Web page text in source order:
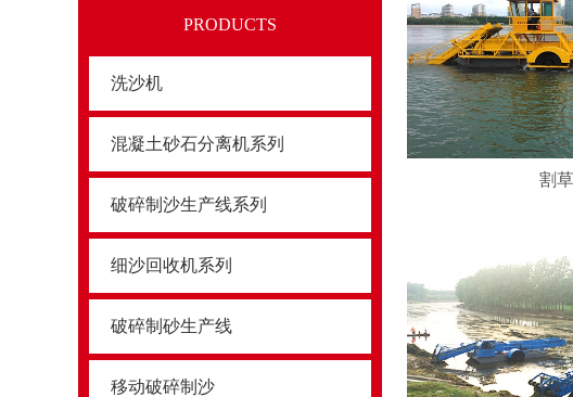
PRODUCTS
洗沙机
混凝土砂石分离机系列
破碎制沙生产线系列
细沙回收机系列
破碎制砂生产线
移动破碎制沙
割